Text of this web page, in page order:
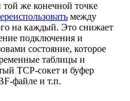
же конечной точке
между
на каждый. Это снижает
подключения и
состояние, которое
таблицы и
TCP-сокет и буфер
файле и т.п.